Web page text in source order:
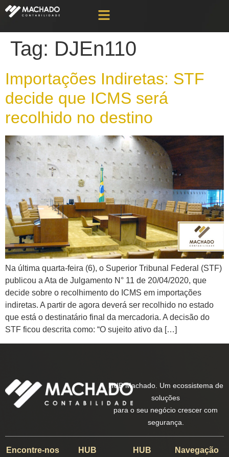
Tag: DJEn110
Importações Indiretas: STF
decide que ICMS será
recolhido no destino
Na última quarta-feira (6), o Superior Tribunal Federal (STF)
publicou a Ata de Julgamento N° 11 de 20/04/2020, que
decide sobre o recolhimento do ICMS em importações
indiretas. A partir de agora deverá ser recolhido no estado
que está o destinatário final da mercadoria. A decisão do
STF ficou descrita como: “O sujeito ativo da […]
HUB Machado. Um ecossistema de
soluções
para o seu negócio crescer com
segurança.
Encontre-nos
HUB
HUB
Navegação